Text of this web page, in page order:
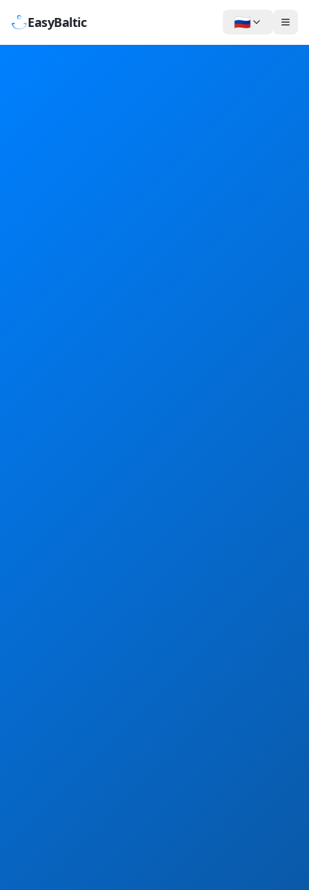
EasyBaltic 🇷🇺